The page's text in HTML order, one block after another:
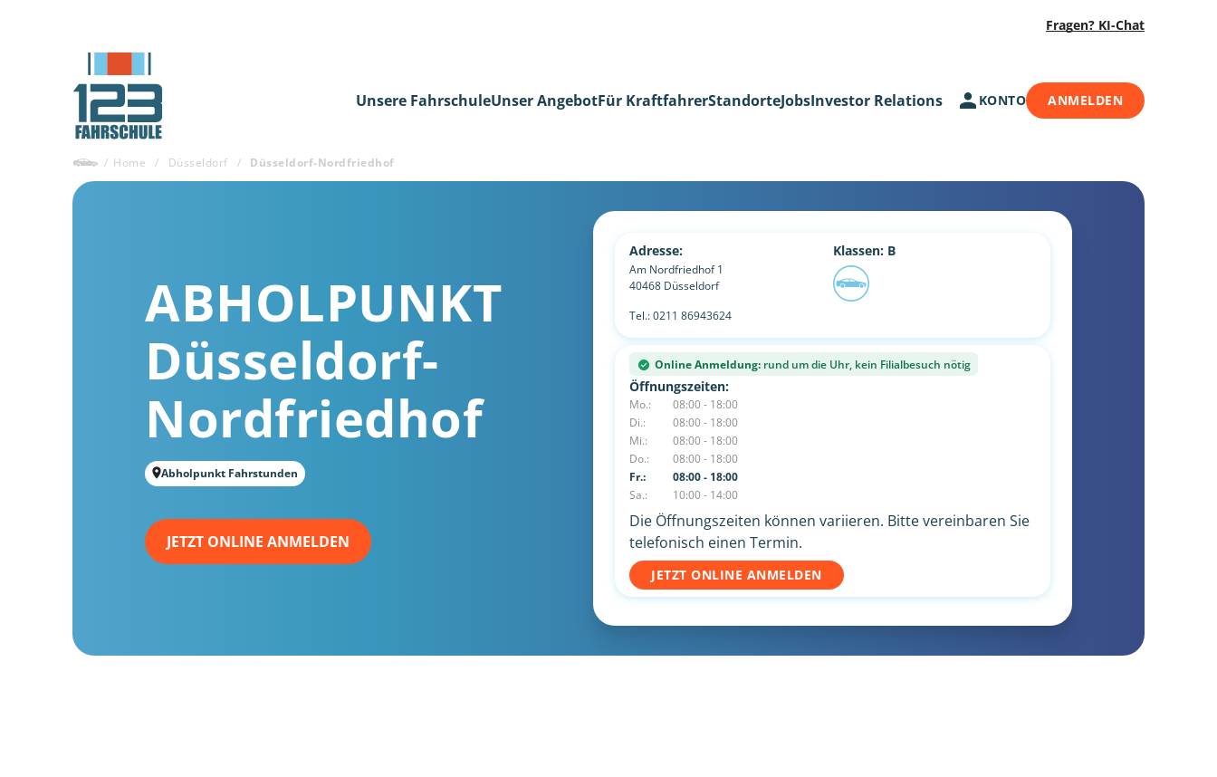
Fragen? KI-Chat
Unsere FahrschuleUnser AngebotFür KraftfahrerStandorteJobsInvestor Relations KONTO ANMELDEN
/ Home / Düsseldorf / Düsseldorf-Nordfriedhof
ABHOLPUNKT
Düsseldorf-
Nordfriedhof
Abholpunkt Fahrstunden
JETZT ONLINE ANMELDEN
Adresse:
Am Nordfriedhof 1
40468 Düsseldorf
Tel.:0211 86943624
Klassen: B
Online Anmeldung: rund um die Uhr, kein Filialbesuch nötig
Öffnungszeiten:
Mo.:
08:00 - 18:00
Di.:
08:00 - 18:00
Mi.:
08:00 - 18:00
Do.:
08:00 - 18:00
Fr.:
08:00 - 18:00
Sa.:
10:00 - 14:00
Die Öffnungszeiten können variieren. Bitte vereinbaren Sie
telefonisch einen Termin.
JETZT ONLINE ANMELDEN